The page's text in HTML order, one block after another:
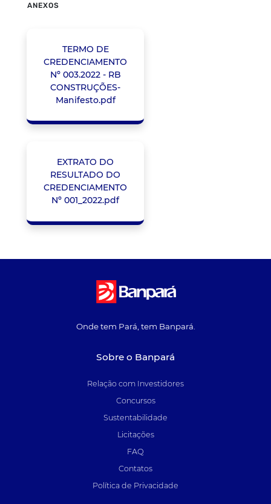
ANEXOS
TERMO DE
CREDENCIAMENTO
Nº 003.2022 - RB
CONSTRUÇÕES-
Manifesto.pdf
EXTRATO DO
RESULTADO DO
CREDENCIAMENTO
Nº 001_2022.pdf
Onde tem Pará, tem Banpará.
Sobre o Banpará
Relação com Investidores
Concursos
Sustentabilidade
Licitações
FAQ
Contatos
Política de Privacidade